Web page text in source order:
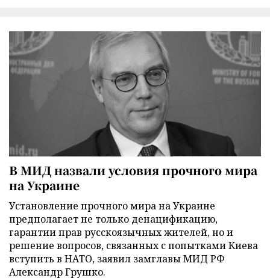
В МИД назвали условия прочного мира
на Украине
Установление прочного мира на Украине
предполагает не только денацификацию,
гарантии прав русскоязычных жителей, но и
решение вопросов, связанных с попытками Киева
вступить в НАТО, заявил замглавы МИД РФ
Александр Грушко.